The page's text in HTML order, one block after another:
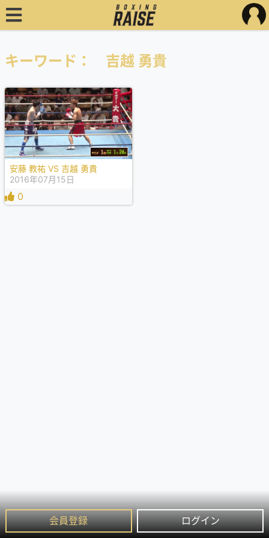
会員登録 ログイン
キーワード： 吉越 勇貴
安藤 教祐 VS 吉越 勇貴
2016年07月15日
0